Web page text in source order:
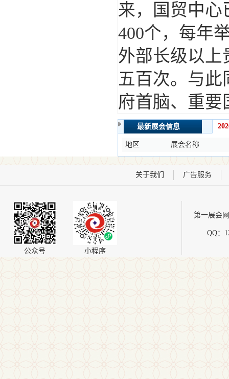
来，国贸中
400个，每年
外部长级以上
五百次。与
府首脑、重要
最新展会信息
地区 展会名称
关于我们 广告服务
公众号 小程序
第一展会
QQ：